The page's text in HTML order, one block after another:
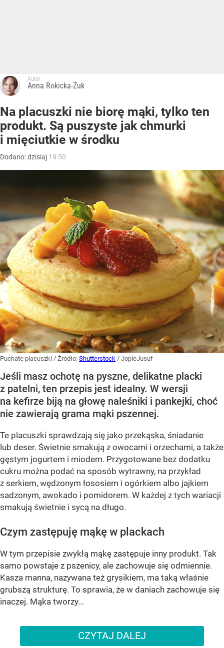
Autor:
Anna Rokicka-Żuk
Na placuszki nie biorę mąki, tylko ten
produkt. Są puszyste jak chmurki
i mięciutkie w środku
Dodano:dzisiaj 19:50
Puchate placuszki / Źródło: Shutterstock / JopieJusuf
Jeśli masz ochotę na pyszne, delikatne placki
z patelni, ten przepis jest idealny. W wersji
na kefirze biją na głowę naleśniki i pankejki, choć
nie zawierają grama mąki pszennej.
Te placuszki sprawdzają się jako przekąska, śniadanie
lub deser. Świetnie smakują z owocami i orzechami, a także
gęstym jogurtem i miodem. Przygotowane bez dodatku
cukru można podać na sposób wytrawny, na przykład
z serkiem, wędzonym łososiem i ogórkiem albo jajkiem
sadzonym, awokado i pomidorem. W każdej z tych wariacji
smakują świetnie i sycą na długo.
Czym zastępuję mąkę w plackach
W tym przepisie zwykłą mąkę zastępuje inny produkt. Tak
samo powstaje z pszenicy, ale zachowuje się odmiennie.
Kasza manna, nazywana też grysikiem, ma taką właśnie
grubszą strukturę. To sprawia, że w daniach zachowuje się
inaczej. Mąka tworzy...
CZYTAJ DALEJ